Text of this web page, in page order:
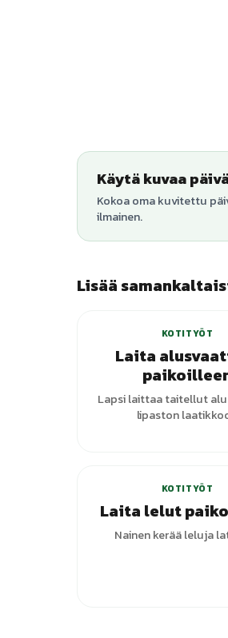
Käytä kuvaa
Kokoa oma kuvitettu
ilmainen.
Lisää
KOTITYÖT
Laita
Lapsi laittaa taitellut
lipaston
KOTITYÖT
Laita lelut
Nainen kerää leluja